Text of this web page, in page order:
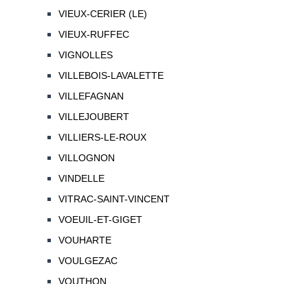
VIEUX-CERIER (LE)
VIEUX-RUFFEC
VIGNOLLES
VILLEBOIS-LAVALETTE
VILLEFAGNAN
VILLEJOUBERT
VILLIERS-LE-ROUX
VILLOGNON
VINDELLE
VITRAC-SAINT-VINCENT
VOEUIL-ET-GIGET
VOUHARTE
VOULGEZAC
VOUTHON